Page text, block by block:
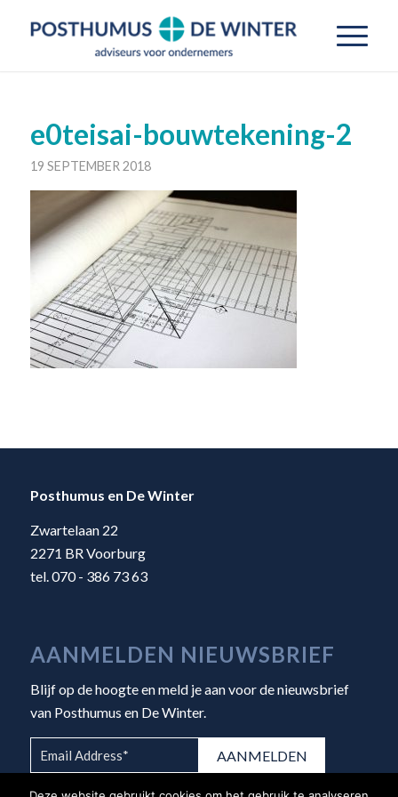
e0teisai-bouwtekening-2
19 SEPTEMBER 2018
Posthumus en De Winter
Zwartelaan 22
2271 BR Voorburg
tel. 070 - 386 73 63
AANMELDEN NIEUWSBRIEF
Blijf op de hoogte en meld je aan voor de nieuwsbrief
van Posthumus en De Winter.